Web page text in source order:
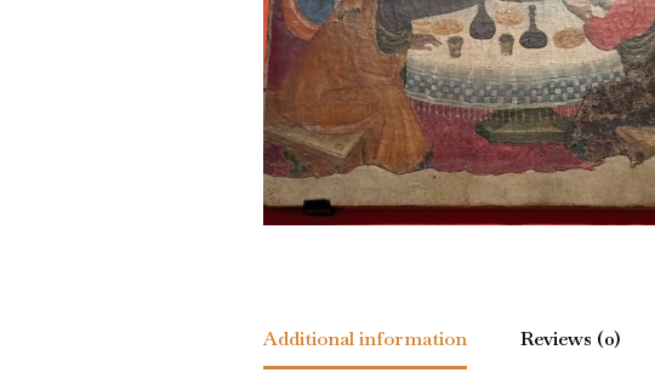
Additional information Reviews (0)